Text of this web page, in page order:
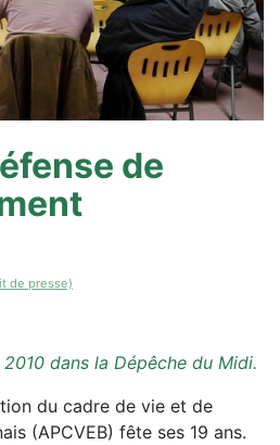
de
de presse)
dans la Dépêche du Midi.
du cadre de vie et de
(APCVEB) fête ses 19 ans.